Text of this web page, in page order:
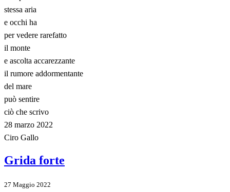
stessa aria
e occhi ha
per vedere rarefatto
il monte
e ascolta accarezzante
il rumore addormentante
del mare
può sentire
ciò che scrivo
28 marzo 2022
Ciro Gallo
Grida forte
27 Maggio 2022